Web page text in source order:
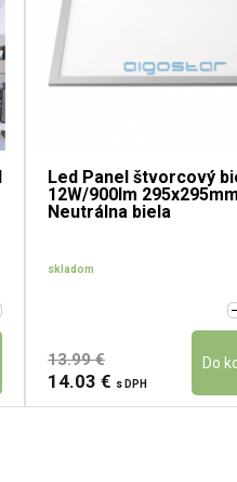
Led Panel štvorcový
12W/900lm 295x295mm
Neutrálna biela
skladom
13.99 €
14.03 € s DPH